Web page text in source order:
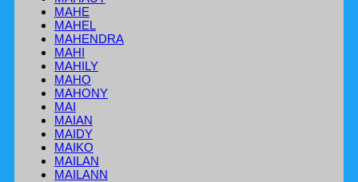
MAHE
MAHEL
MAHENDRA
MAHI
MAHILY
MAHO
MAHONY
MAI
MAIAN
MAIDY
MAIKO
MAILAN
MAILANN